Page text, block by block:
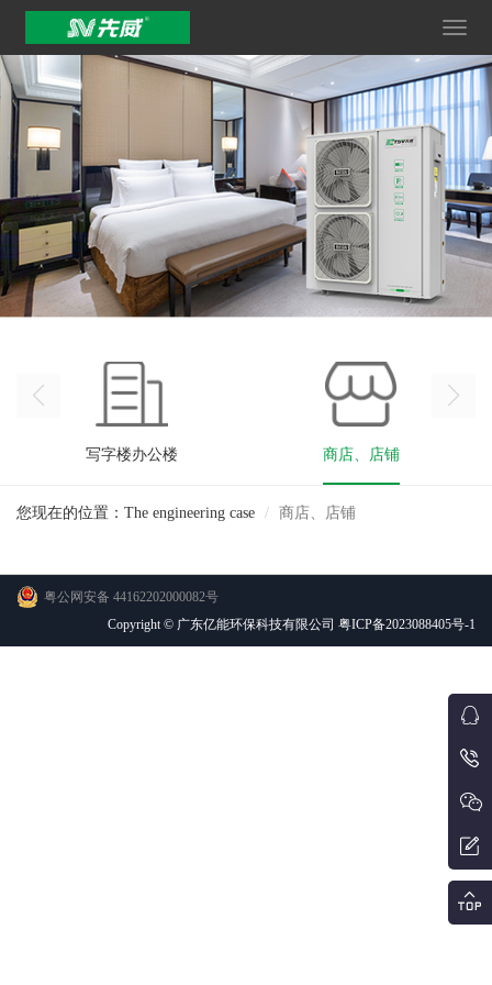
写字楼办公楼 商店、店铺
您现在的位置：The engineering case 商店、店铺
粤公网安备 44162202000082号
Copyright © 广东亿能环保科技有限公司 粤ICP备2023088405号-1